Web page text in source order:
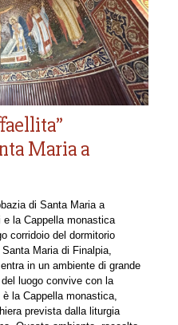
Maria a
di Santa Maria a
e la Cappella monastica
corridoio del dormitorio
Maria di Finalpia,
in un ambiente di grande
luogo convive con la
la Cappella monastica,
prevista dalla liturgia